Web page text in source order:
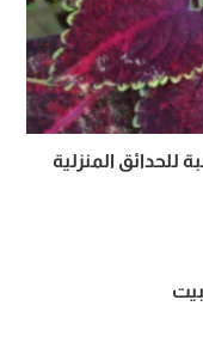
للحدائق المنزلية